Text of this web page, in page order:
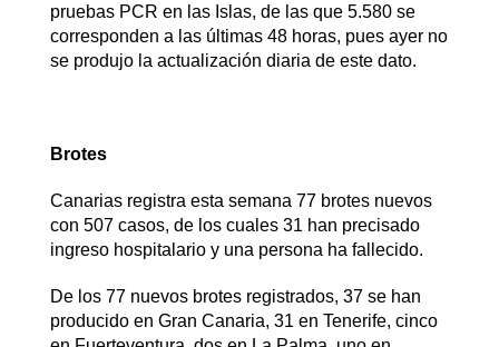
pruebas PCR en las Islas, de las que 5.580 se
corresponden a las últimas 48 horas, pues ayer no
se produjo la actualización diaria de este dato.
Brotes
Canarias registra esta semana 77 brotes nuevos
con 507 casos, de los cuales 31 han precisado
ingreso hospitalario y una persona ha fallecido.
De los 77 nuevos brotes registrados, 37 se han
producido en Gran Canaria, 31 en Tenerife, cinco